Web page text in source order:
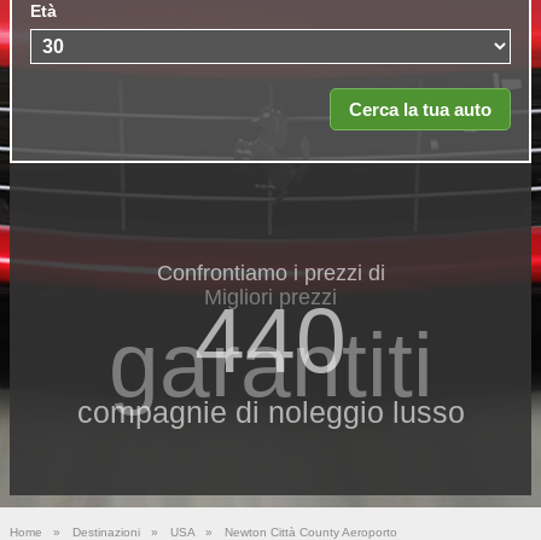
Età
Confrontiamo i prezzi di
440
compagnie di noleggio lusso
Migliori prezzi
garantiti
Home » Destinazioni » USA » Newton Città County Aeroporto